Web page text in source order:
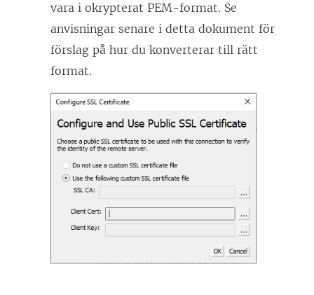
vara i okrypterat PEM-format. Se
anvisningar senare i detta dokument för
förslag på hur du konverterar till rätt
format.